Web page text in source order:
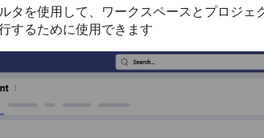
タを使用して、ワークスペースとプロジ
するために使用できます